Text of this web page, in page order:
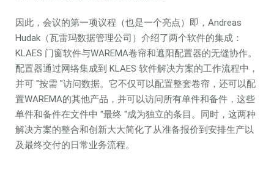
因此，会议的第一项议程（也是一个亮点）即，Andreas
Hudak（瓦雷玛数据管理公司）介绍了两个软件的集成：
KLAES 门窗软件与WAREMA卷帘和遮阳配置器的无缝协作。
配置器通过网络集成到 KLAES 软件解决方案的工作流程中，
并可 "按需 "访问数据。它不仅可以配置整套卷帘，还可以配
置WAREMA的其他产品，并可以访问所有单件和备件，这些
单件和备件在文件中 "最终 "成为独立的条目。同时，这两种
解决方案的整合和创新大大简化了从准备报价到安排生产以
及最终交付的日常业务流程。